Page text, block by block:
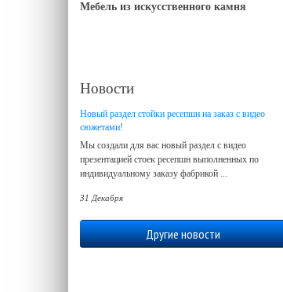
Мебель из искусственного камня
Новости
Новый раздел стойки ресепшн на заказ с видео
сюжетами!
Мы создали для вас новый раздел с видео
презентацией стоек ресепшн выполненных по
индивидуальному заказу фабрикой ...
31 Декабря
Другие новости